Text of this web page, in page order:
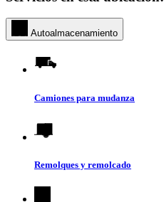
Autoalmacenamiento
Camiones para mudanza
Remolques y remolcado